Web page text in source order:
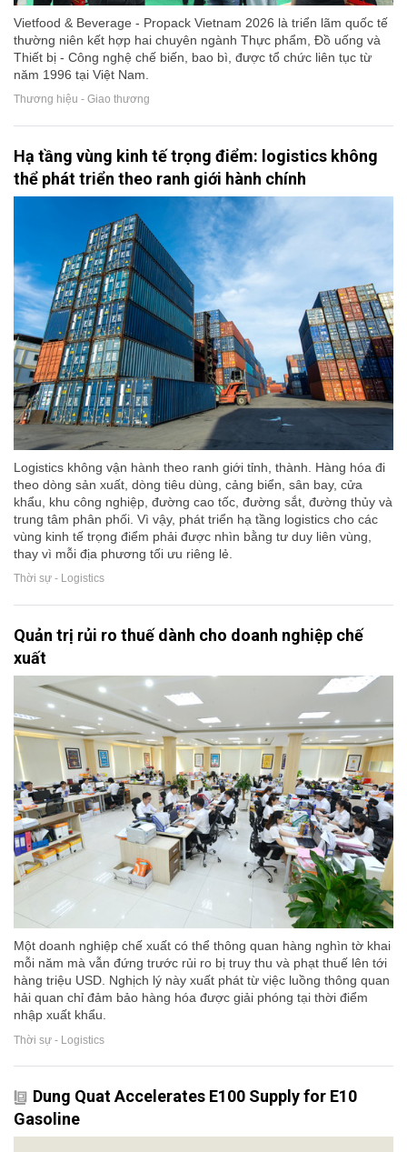
Vietfood & Beverage - Propack Vietnam 2026 là triển lãm quốc tế
thường niên kết hợp hai chuyên ngành Thực phẩm, Đồ uống và
Thiết bị - Công nghệ chế biến, bao bì, được tổ chức liên tục từ
năm 1996 tại Việt Nam.
Thương hiệu - Giao thương
Hạ tầng vùng kinh tế trọng điểm: logistics không
thể phát triển theo ranh giới hành chính
Logistics không vận hành theo ranh giới tỉnh, thành. Hàng hóa đi
theo dòng sản xuất, dòng tiêu dùng, cảng biển, sân bay, cửa
khẩu, khu công nghiệp, đường cao tốc, đường sắt, đường thủy và
trung tâm phân phối. Vì vậy, phát triển hạ tầng logistics cho các
vùng kinh tế trọng điểm phải được nhìn bằng tư duy liên vùng,
thay vì mỗi địa phương tối ưu riêng lẻ.
Thời sự - Logistics
Quản trị rủi ro thuế dành cho doanh nghiệp chế
xuất
Một doanh nghiệp chế xuất có thể thông quan hàng nghìn tờ khai
mỗi năm mà vẫn đứng trước rủi ro bị truy thu và phạt thuế lên tới
hàng triệu USD. Nghịch lý này xuất phát từ việc luồng thông quan
hải quan chỉ đảm bảo hàng hóa được giải phóng tại thời điểm
nhập xuất khẩu.
Thời sự - Logistics
Dung Quat Accelerates E100 Supply for E10
Gasoline